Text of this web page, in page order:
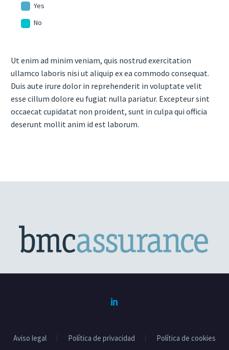
Yes
No
Ut enim ad minim veniam, quis nostrud exercitation
ullamco laboris nisi ut aliquip ex ea commodo consequat.
Duis aute irure dolor in reprehenderit in voluptate velit
esse cillum dolore eu fugiat nulla pariatur. Excepteur sint
occaecat cupidatat non proident, sunt in culpa qui officia
deserunt mollit anim id est laborum.
Aviso legal Política de privacidad Política de cookies